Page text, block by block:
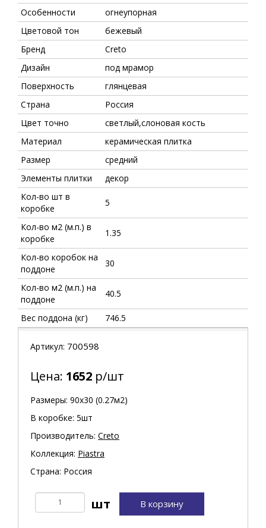
Особенности
огнеупорная
Цветовой тон
бежевый
Бренд
Creto
Дизайн
под мрамор
Поверхность
глянцевая
Страна
Россия
Цвет точно
светлый,слоновая кость
Материал
керамическая плитка
Размер
средний
Элементы плитки
декор
Кол-во шт в
коробке
5
Кол-во м2 (м.п.) в
коробке
1.35
Кол-во коробок на
поддоне
30
Кол-во м2 (м.п.) на
поддоне
40.5
Вес поддона (кг) 746.5
Артикул: 700598
Цена: 1652 р/шт
Размеры: 90х30 (0.27м2)
В коробке: 5шт
Производитель: Creto
Коллекция: Piastra
Страна: Россия
В корзину